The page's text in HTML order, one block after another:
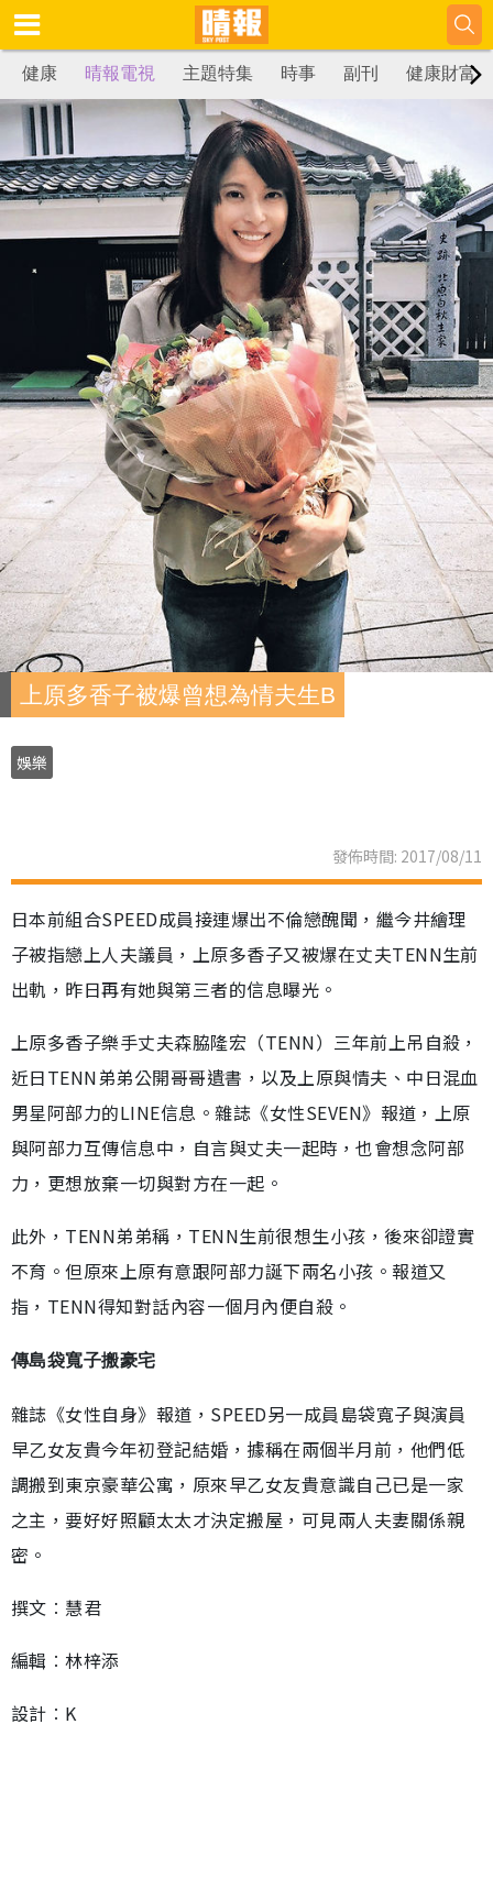
健康 晴報電視 主題特集 時事 副刊 健康財富
上原多香子被爆曾想為情夫生B
娛樂
發佈時間: 2017/08/11
日本前組合SPEED成員接連爆出不倫戀醜聞，繼今井繪理
子被指戀上人夫議員，上原多香子又被爆在丈夫TENN生前
出軌，昨日再有她與第三者的信息曝光。
上原多香子樂手丈夫森脇隆宏（TENN）三年前上吊自殺，
近日TENN弟弟公開哥哥遺書，以及上原與情夫、中日混血
男星阿部力的LINE信息。雜誌《女性SEVEN》報道，上原
與阿部力互傳信息中，自言與丈夫一起時，也會想念阿部
力，更想放棄一切與對方在一起。
此外，TENN弟弟稱，TENN生前很想生小孩，後來卻證實
不育。但原來上原有意跟阿部力誕下兩名小孩。報道又
指，TENN得知對話內容一個月內便自殺。
傳島袋寬子搬豪宅
雜誌《女性自身》報道，SPEED另一成員島袋寬子與演員
早乙女友貴今年初登記結婚，據稱在兩個半月前，他們低
調搬到東京豪華公寓，原來早乙女友貴意識自己已是一家
之主，要好好照顧太太才決定搬屋，可見兩人夫妻關係親
密。
撰文︰慧君
編輯︰林梓添
設計︰K